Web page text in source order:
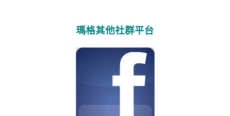
瑪格其他社群平台